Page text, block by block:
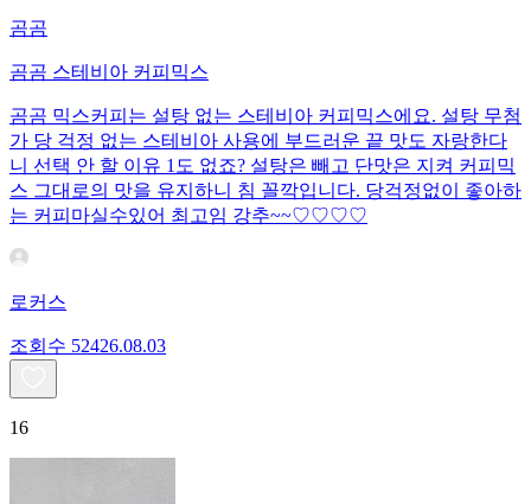
곰곰
곰곰 스테비아 커피믹스
곰곰 믹스커피는 설탕 없는 스테비아 커피믹스에요. 설탕 무첨
가 당 걱정 없는 스테비아 사용에 부드러운 끝 맛도 자랑한다
니 선택 안 할 이유 1도 없죠? 설탕은 빼고 단맛은 지켜 커피믹
스 그대로의 맛을 유지하니 침 꼴깍입니다. 당걱정없이 좋아하
는 커피마실수있어 최고임 강추~~♡♡♡♡
로커스
조회수 52426.08.03
16